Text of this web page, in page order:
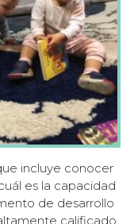
incluye conocer
es la capacidad
de desarrollo
calificado